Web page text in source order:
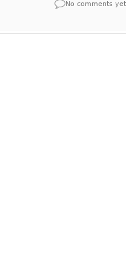
No comments yet.